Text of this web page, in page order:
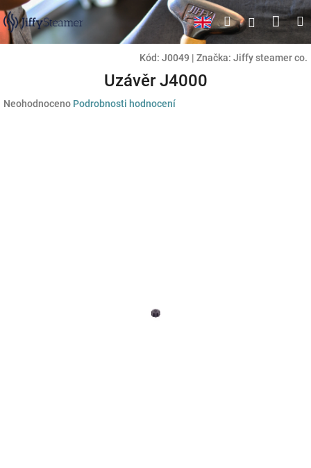
Přejít
na
obsah
HledatPřihlášení
Kód: J0049 | Značka: Jiffy steamer co.
Uzávěr J4000
Průměrné
Neohodnoceno Podrobnosti hodnocení